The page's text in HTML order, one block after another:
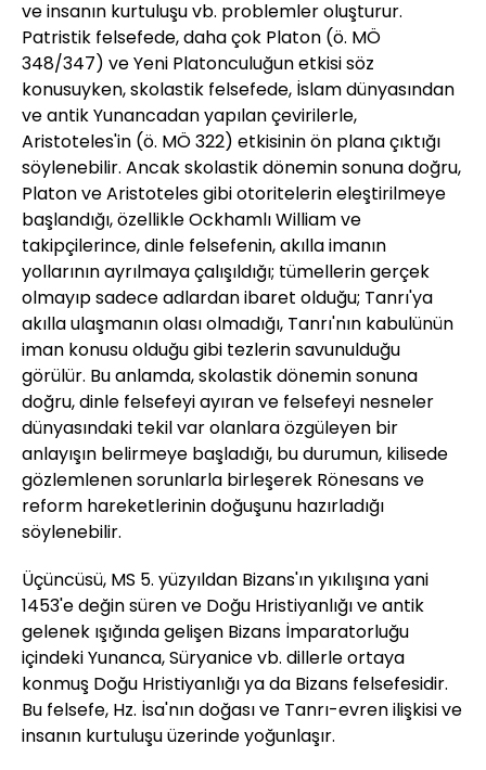
ve insanın kurtuluşu vb. problemler oluşturur.
Patristik felsefede, daha çok Platon (ö. MÖ
348/347) ve Yeni Platonculuğun etkisi söz
konusuyken, skolastik felsefede, İslam dünyasından
ve antik Yunancadan yapılan çevirilerle,
Aristoteles'in (ö. MÖ 322) etkisinin ön plana çıktığı
söylenebilir. Ancak skolastik dönemin sonuna doğru,
Platon ve Aristoteles gibi otoritelerin eleştirilmeye
başlandığı, özellikle Ockhamlı William ve
takipçilerince, dinle felsefenin, akılla imanın
yollarının ayrılmaya çalışıldığı; tümellerin gerçek
olmayıp sadece adlardan ibaret olduğu; Tanrı'ya
akılla ulaşmanın olası olmadığı, Tanrı'nın kabulünün
iman konusu olduğu gibi tezlerin savunulduğu
görülür. Bu anlamda, skolastik dönemin sonuna
doğru, dinle felsefeyi ayıran ve felsefeyi nesneler
dünyasındaki tekil var olanlara özgüleyen bir
anlayışın belirmeye başladığı, bu durumun, kilisede
gözlemlenen sorunlarla birleşerek Rönesans ve
reform hareketlerinin doğuşunu hazırladığı
söylenebilir.
Üçüncüsü, MS 5. yüzyıldan Bizans'ın yıkılışına yani
1453'e değin süren ve Doğu Hristiyanlığı ve antik
gelenek ışığında gelişen Bizans İmparatorluğu
içindeki Yunanca, Süryanice vb. dillerle ortaya
konmuş Doğu Hristiyanlığı ya da Bizans felsefesidir.
Bu felsefe, Hz. İsa'nın doğası ve Tanrı-evren ilişkisi ve
insanın kurtuluşu üzerinde yoğunlaşır.